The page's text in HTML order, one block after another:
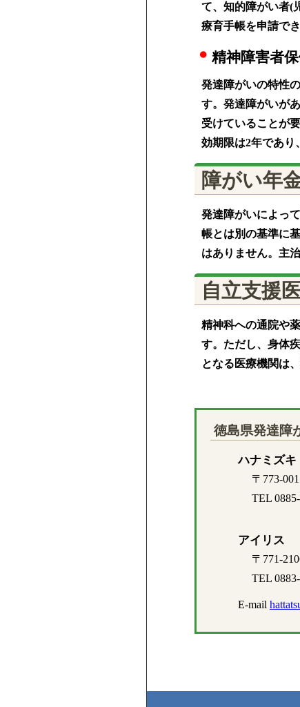
て、知的障がい者(
療育手帳を申請でき
精神障害者
発達障がいの特性
す。発達障がいが
受けていることが
効期限は2年であり
障がい年
発達障がいによっ
帳とは別の基準に
はありません。主
自立支援
精神科への通院や
す。ただし、身体
となる医療機関は
徳島県発達障
ハナミズキ
〒773-
TEL
アイリス
〒771-
TEL
E-mail